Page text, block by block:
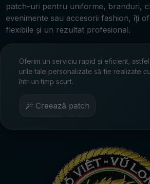
patch-uri pentru uniforme, branduri,
evenimente sau accesorii fashion, îți
flexibile și un rezultat profesional.
Oferim un serviciu rapid și eficient,
urile tale personalizate să fie realizate
într-un timp scurt.
Creează patch